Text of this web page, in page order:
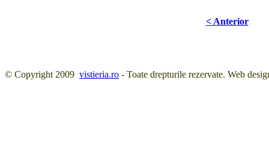
< Anterior
© Copyright 2009 vistieria.ro - Toate drepturile rezervate. Web